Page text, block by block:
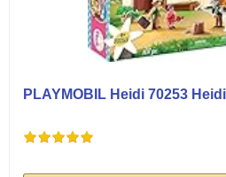
PLAYMOBIL Heidi 70253